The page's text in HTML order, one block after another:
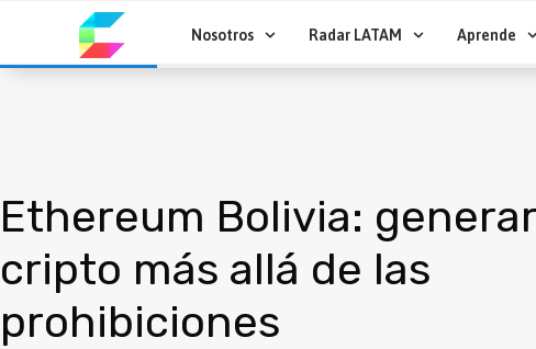
contenido
Nosotros Radar LATAM Aprende
Ethereum Bolivia:
cripto más allá de las
prohibiciones